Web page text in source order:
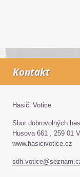
Kontakt
Hasiči Votice
Sbor dobrovolných
Husova 661 , 259 01
www.hasicivotice.cz